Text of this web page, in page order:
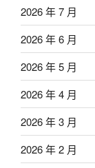
2026 年 7 月
2026 年 6 月
2026 年 5 月
2026 年 4 月
2026 年 3 月
2026 年 2 月